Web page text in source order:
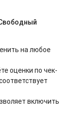
на любое
оценки по чек-
включить